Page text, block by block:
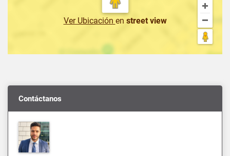
Ver Ubicación en street view
Contáctanos